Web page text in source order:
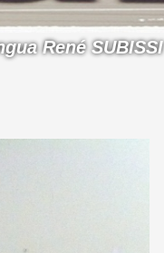
René SUBISSI